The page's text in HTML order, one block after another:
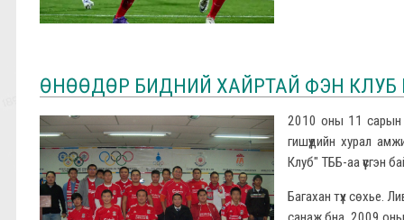
ӨНӨӨДӨР БИДНИЙ ХАЙРТАЙ ФЭН КЛУБ
2010 оны 11 сарын
гишүүдийн хурал
Клуб" ТББ-аа үүсгэн
Багахан түүх сөхье.